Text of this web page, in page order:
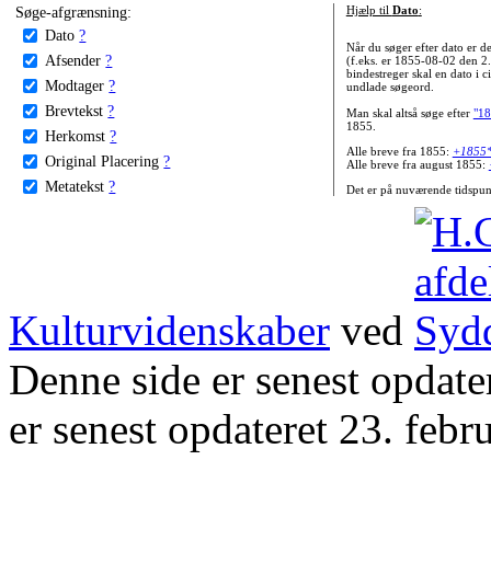
Søge-afgrænsning:
Dato ?
Afsender ?
Modtager ?
Brevtekst ?
Herkomst ?
Original Placering ?
Metatekst ?
Hjælp til Dato:
Når du søger efter dato er
(f.eks. er 1855-08-02 den
bindestreger skal en dato i
undlade søgeord.
Man skal altså søge efter
1855.
Alle breve fra 1855:
Alle breve fra august 1855:
Det er på nuværende
Kulturvidenskaber ved
Denne side er senest
er senest opdateret 23.